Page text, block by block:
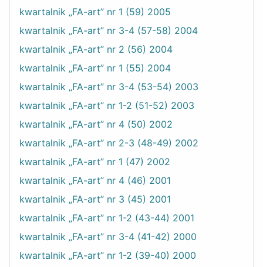
kwartalnik „FA-art” nr 1 (59) 2005
kwartalnik „FA-art” nr 3-4 (57-58) 2004
kwartalnik „FA-art” nr 2 (56) 2004
kwartalnik „FA-art” nr 1 (55) 2004
kwartalnik „FA-art” nr 3-4 (53-54) 2003
kwartalnik „FA-art” nr 1-2 (51-52) 2003
kwartalnik „FA-art” nr 4 (50) 2002
kwartalnik „FA-art” nr 2-3 (48-49) 2002
kwartalnik „FA-art” nr 1 (47) 2002
kwartalnik „FA-art” nr 4 (46) 2001
kwartalnik „FA-art” nr 3 (45) 2001
kwartalnik „FA-art” nr 1-2 (43-44) 2001
kwartalnik „FA-art” nr 3-4 (41-42) 2000
kwartalnik „FA-art” nr 1-2 (39-40) 2000